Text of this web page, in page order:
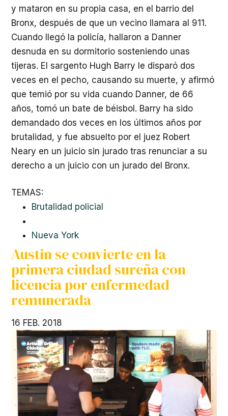
y mataron en su propia casa, en el barrio del
Bronx, después de que un vecino llamara al 911.
Cuando llegó la policía, hallaron a Danner
desnuda en su dormitorio sosteniendo unas
tijeras. El sargento Hugh Barry le disparó dos
veces en el pecho, causando su muerte, y afirmó
que temió por su vida cuando Danner, de 66
años, tomó un bate de béisbol. Barry ha sido
demandado dos veces en los últimos años por
brutalidad, y fue absuelto por el juez Robert
Neary en un juicio sin jurado tras renunciar a su
derecho a un juicio con un jurado del Bronx.
TEMAS:
Brutalidad policial
Nueva York
Austin se convierte en la
primera ciudad sureña con
licencia por enfermedad
remunerada
16 FEB. 2018